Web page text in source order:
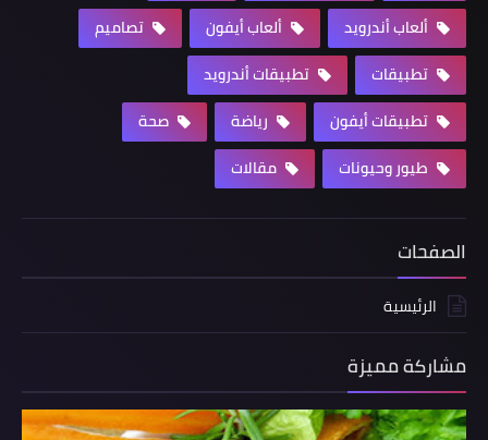
ألعاب أندرويد
ألعاب أيفون
تصاميم
تطبيقات
تطبيقات أندرويد
تطبيقات أيفون
رياضة
صحة
طيور وحيونات
مقالات
الصفحات
الرئيسية
مشاركة مميزة